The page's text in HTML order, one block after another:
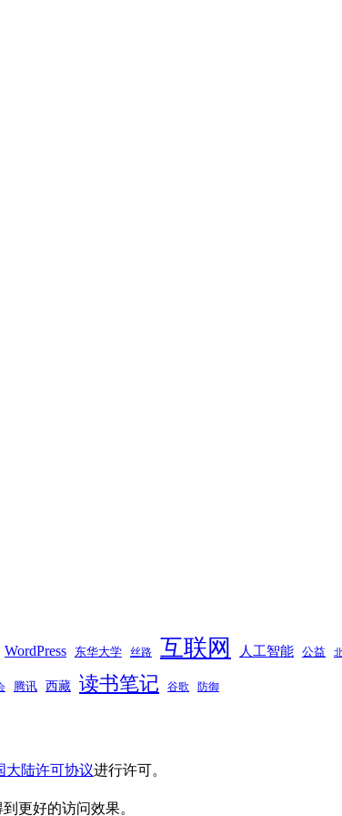
WordPress 东华大学 丝路 互联网 人工智能 公益
腾讯 西藏 读书笔记 谷歌 防御
大陆许可协议进行许可。
更好的访问效果。